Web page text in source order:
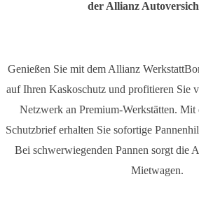
der Allianz
Genießen Sie mit dem Allianz
auf Ihren Kaskoschutz und profitieren Sie
Netzwerk an Premium-Werkstätten.
Schutzbrief erhalten Sie sofortige
Bei schwerwiegenden Pannen sorgt die
Mietwagen.